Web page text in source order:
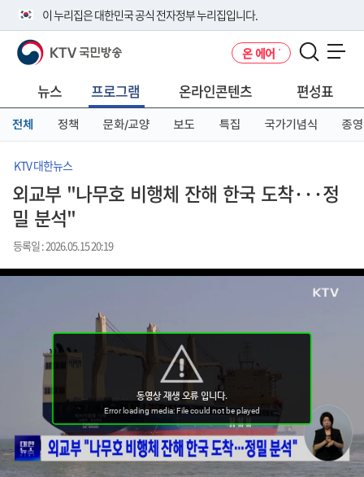
이 누리집은 대한민국 공식 전자정부 누리집입니다.
공식 누리집 주소 확인하기
니다.
이밖에 or.kr 또는 .kr등 다른 도메인 주소를 사용하고 있다면 아래 URL에
서 도메인 주소를 확인해 보세요
KTV 국민방송 온 에어
뉴스 프로그램 온라인콘텐츠 편성표
전체 정책 문화/교양 보도 특집 국가기념식 종영
KTV 대한뉴스
외교부 "나무호 비행체 잔해 한국 도착···정
밀 분석"
등록일 : 2026.05.15 20:19